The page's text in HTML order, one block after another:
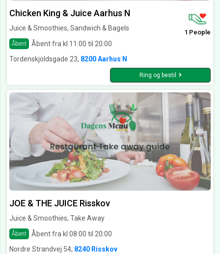
Chicken King & Juice Aarhus N
Juice & Smoothies, Sandwich & Bagels
Åbent Åbent fra kl 11:00 til 20:00
1 People
Tordenskjoldsgade 23, 8200 Aarhus N
Ring og bestil
JOE & THE JUICE Risskov
Juice & Smoothies, Take Away
Åbent
Åbent fra kl 08:00 til 20:00
Nordre Strandvej 54, 8240 Risskov